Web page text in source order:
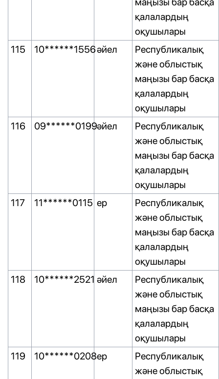
қалалардың
оқушылары
115
10******1556әйел
Республикалық
және облыстық
маңызы бар басқа
қалалардың
оқушылары
116
09******0199әйел
Республикалық
және облыстық
маңызы бар басқа
қалалардың
оқушылары
117
11******0115 ер
Республикалық
және облыстық
маңызы бар басқа
қалалардың
оқушылары
118
10******2521 әйел
Республикалық
және облыстық
маңызы бар басқа
қалалардың
оқушылары
119
10******0208ер
Республикалық
және облыстық